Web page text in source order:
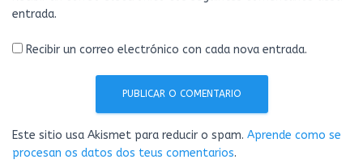
entrada.
Recibir un correo electrónico con cada nova entrada.
Este sitio usa Akismet para reducir o spam. Aprende como se
procesan os datos dos teus comentarios.